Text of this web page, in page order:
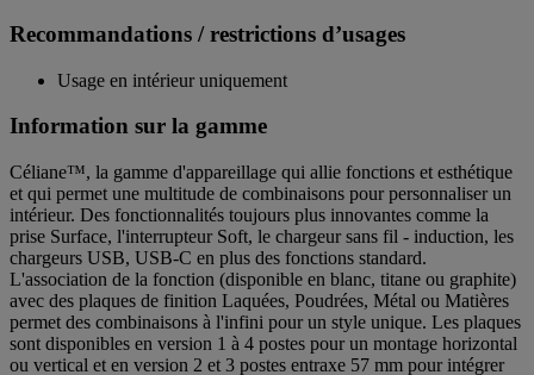
Recommandations / restrictions d’usages
Usage en intérieur uniquement
Information sur la gamme
Céliane™, la gamme d'appareillage qui allie fonctions et esthétique
et qui permet une multitude de combinaisons pour personnaliser un
intérieur. Des fonctionnalités toujours plus innovantes comme la
prise Surface, l'interrupteur Soft, le chargeur sans fil - induction, les
chargeurs USB, USB-C en plus des fonctions standard.
L'association de la fonction (disponible en blanc, titane ou graphite)
avec des plaques de finition Laquées, Poudrées, Métal ou Matières
permet des combinaisons à l'infini pour un style unique. Les plaques
sont disponibles en version 1 à 4 postes pour un montage horizontal
ou vertical et en version 2 et 3 postes entraxe 57 mm pour intégrer